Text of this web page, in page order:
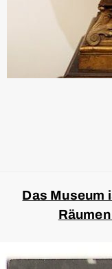
Das Museum